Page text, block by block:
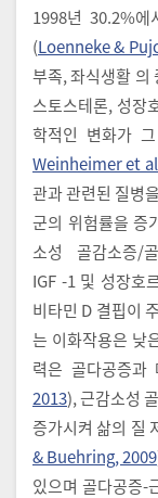
1998년 30.2%
(Loenneke &
부족, 좌식생활 의
스토스테론, 성장
학적인 변화가
Weinheimer et
관과 관련된 질병
군의 위험률을 증
소성 골감소증/
IGF -1 및 성장호
비타민 D 결핍이
는 이화작용은 낮
력은 골다공증과
2013), 근감소성
증가시켜 삶의 질
& Buehring, 2009
있으며 골다공증-